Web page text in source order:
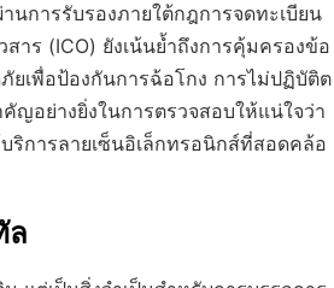
การรับรองภายใต้กฎการจดทะเบียน
ร (ICO) ยังเน้นย้ำถึงการคุ้มครองข้อ
ยเพื่อป้องกันการฉ้อโกง การไม่ปฏิบัติต
อย่างยิ่งในการตรวจสอบให้แน่ใจว่า
ริการลายเซ็นอิเล็กทรอนิกส์ที่สอดคล้อ
ล